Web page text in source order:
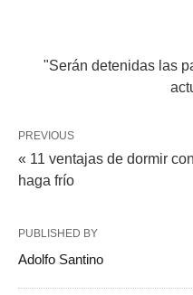
"Serán detenidas las
PREVIOUS
« 11 ventajas de dormir
haga frío
PUBLISHED BY
Adolfo Santino